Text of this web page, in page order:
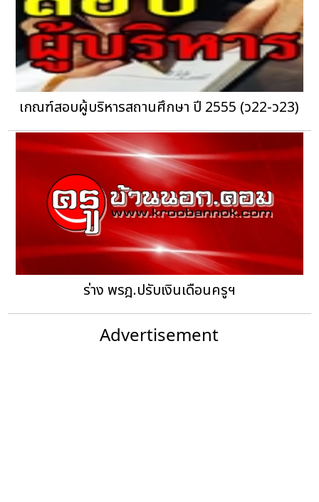
เกณฑ์สอบผู้บริหารสถานศึกษา ปี 2555 (ว22-ว23)
ร่าง พรฎ.ปรับเงินเดือนครูฯ
Advertisement